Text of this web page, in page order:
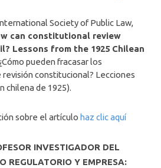
Society of Public Law,
can constitutional review
Lessons from the 1925 Chilean
pueden fracasar los
constitucional? Lecciones
chilena de 1925).
sobre el artículo haz clic aquí
INVESTIGADOR DEL
REGULATORIO Y EMPRESA: